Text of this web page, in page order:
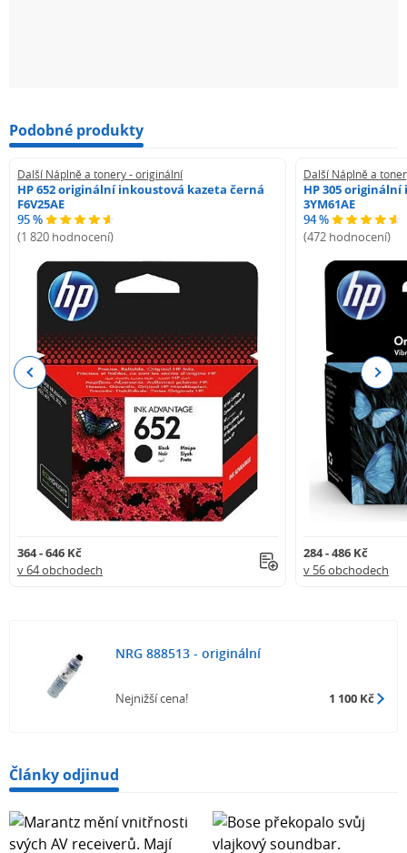
Podobné produkty
Další Náplně a tonery - originální
HP 652 originální inkoustová kazeta černá
F6V25AE
95 %
(1 820 hodnocení)
364 - 646 Kč
v 64 obchodech
Další Náplně a
HP 305
3YM61AE
94 %
(472 hodnocení)
284 - 486 Kč
v 56 obchodech
Previous Next
NRG 888513 - originální
Nejnižší cena! 1 100 Kč
Články odjinud